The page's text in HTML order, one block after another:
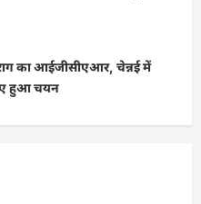
का आईजीसीएआर, चेन्नई में
हुआ चयन